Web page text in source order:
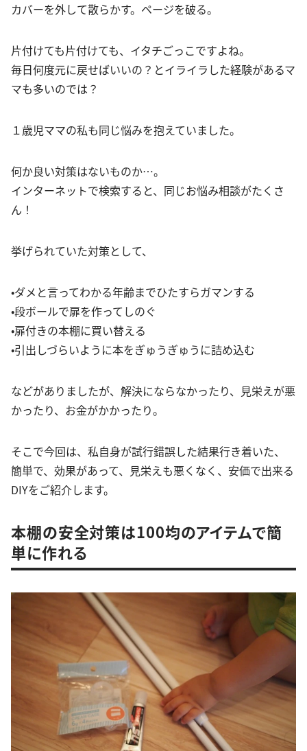
カバーを外して散らかす。ページを破る。
片付けても片付けても、イタチごっこですよね。
毎日何度元に戻せばいいの？とイライラした経験があるマ
マも多いのでは？
１歳児ママの私も同じ悩みを抱えていました。
何か良い対策はないものか…。
インターネットで検索すると、同じお悩み相談がたくさ
ん！
挙げられていた対策として、
•ダメと言ってわかる年齢までひたすらガマンする
•段ボールで扉を作ってしのぐ
•扉付きの本棚に買い替える
•引出しづらいように本をぎゅうぎゅうに詰め込む
などがありましたが、解決にならなかったり、見栄えが悪
かったり、お金がかかったり。
そこで今回は、私自身が試行錯誤した結果行き着いた、
簡単で、効果があって、見栄えも悪くなく、安価で出来る
DIYをご紹介します。
本棚の安全対策は100均のアイテムで簡
単に作れる